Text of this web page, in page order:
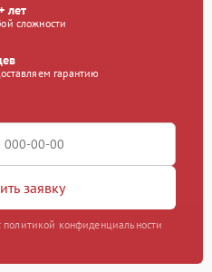
лет
сложности
гарантию
заявку
политикой конфиденциальности